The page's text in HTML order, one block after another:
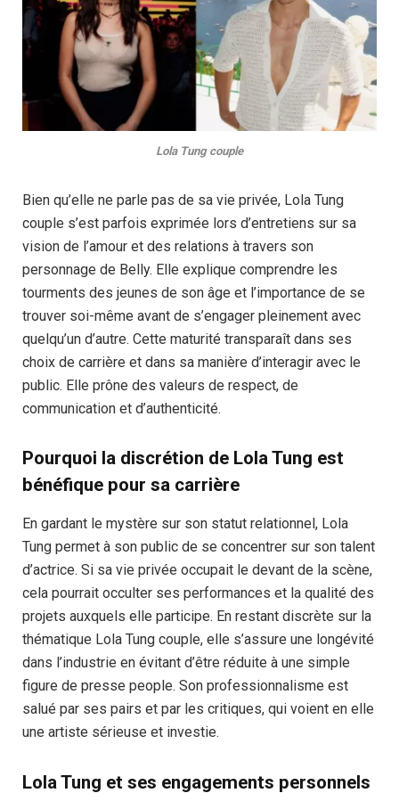
Lola Tung couple
Bien qu’elle ne parle pas de sa vie privée, Lola Tung
couple s’est parfois exprimée lors d’entretiens sur sa
vision de l’amour et des relations à travers son
personnage de Belly. Elle explique comprendre les
tourments des jeunes de son âge et l’importance de se
trouver soi-même avant de s’engager pleinement avec
quelqu’un d’autre. Cette maturité transparaît dans ses
choix de carrière et dans sa manière d’interagir avec le
public. Elle prône des valeurs de respect, de
communication et d’authenticité.
Pourquoi la discrétion de Lola Tung est
bénéfique pour sa carrière
En gardant le mystère sur son statut relationnel, Lola
Tung permet à son public de se concentrer sur son talent
d’actrice. Si sa vie privée occupait le devant de la scène,
cela pourrait occulter ses performances et la qualité des
projets auxquels elle participe. En restant discrète sur la
thématique Lola Tung couple, elle s’assure une longévité
dans l’industrie en évitant d’être réduite à une simple
figure de presse people. Son professionnalisme est
salué par ses pairs et par les critiques, qui voient en elle
une artiste sérieuse et investie.
Lola Tung et ses engagements personnels